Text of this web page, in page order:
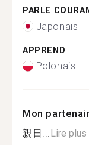
PARLE
Japonais
APPREND
Polonais
Mon
親日...Lire plus